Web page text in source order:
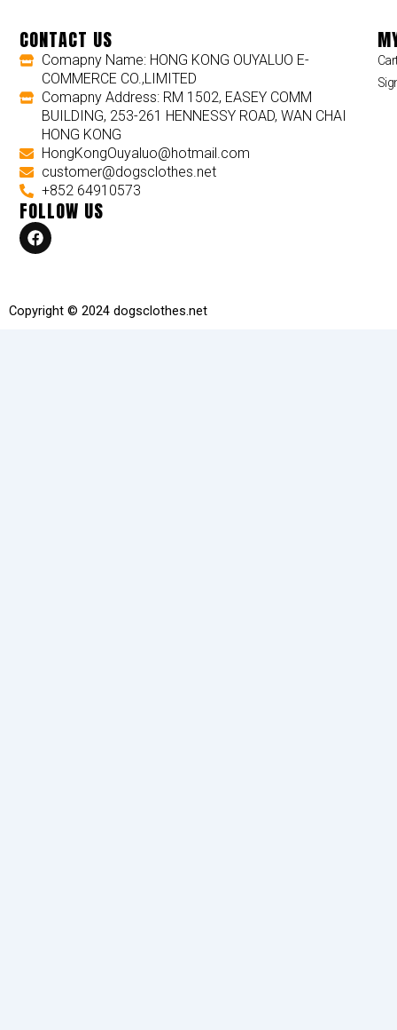
CONTACT US
Comapny Name: HONG KONG OUYALUO E-
COMMERCE CO.,LIMITED
Comapny Address: RM 1502, EASEY COMM
BUILDING, 253-261 HENNESSY ROAD, WAN CHAI
HONG KONG
HongKongOuyaluo@hotmail.com
customer@dogsclothes.net
+852 64910573
FOLLOW US
F
a
c
o
o
Copyright © 2024 dogsclothes.net